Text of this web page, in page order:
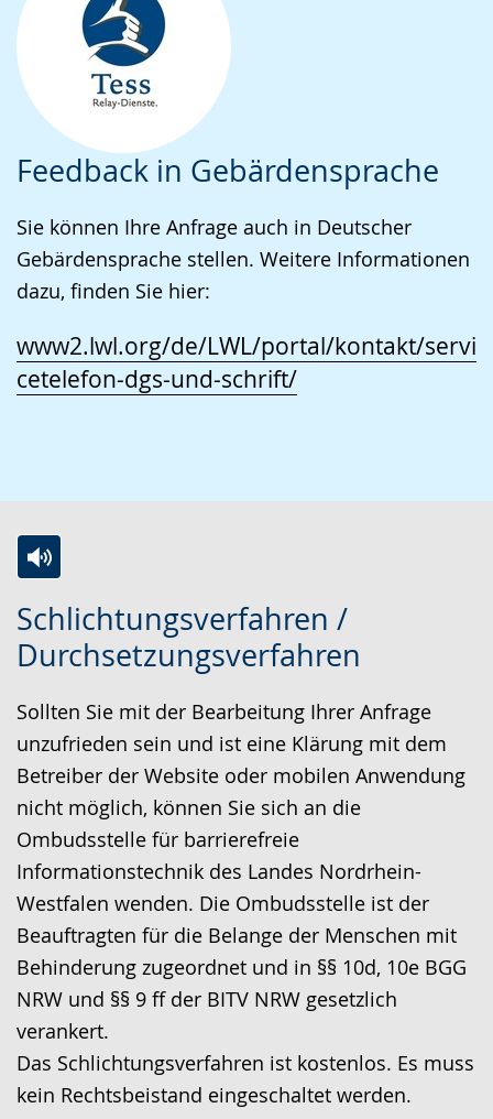
Feedback in Gebärdensprache
Sie können Ihre Anfrage auch in Deutscher
Gebärdensprache stellen. Weitere Informationen
dazu, finden Sie hier:
www2.lwl.org/de/LWL/portal/kontakt/servi
cetelefon-dgs-und-schrift/
Schlichtungsverfahren /
Durchsetzungsverfahren
Sollten Sie mit der Bearbeitung Ihrer Anfrage
unzufrieden sein und ist eine Klärung mit dem
Betreiber der Website oder mobilen Anwendung
nicht möglich, können Sie sich an die
Ombudsstelle für barrierefreie
Informationstechnik des Landes Nordrhein-
Westfalen wenden. Die Ombudsstelle ist der
Beauftragten für die Belange der Menschen mit
Behinderung zugeordnet und in §§ 10d, 10e BGG
NRW und §§ 9 ff der BITV NRW gesetzlich
verankert.
Das Schlichtungsverfahren ist kostenlos. Es muss
kein Rechtsbeistand eingeschaltet werden.
u
r
e
i
c
h
t
e
n
S
p
r
a
c
h
k
v
i
e
r
e
A
u
d
i
o
-
U
n
i
n
i
d
e
o
i
n
D
e
u
t
s
c
h